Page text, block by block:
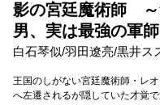
影の宮廷魔術師 ～
男、実は最強の軍
白石琴似/羽田遼亮/黒井ス
王国のしがない宮廷魔術師・レ
へ左遷されるが隠していた才覚